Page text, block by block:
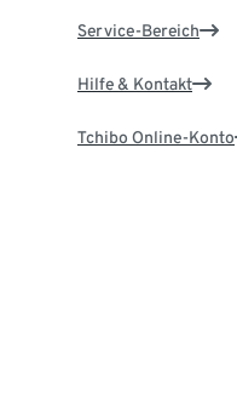
Service-Bereich
Hilfe & Kontakt
Tchibo Online-Konto